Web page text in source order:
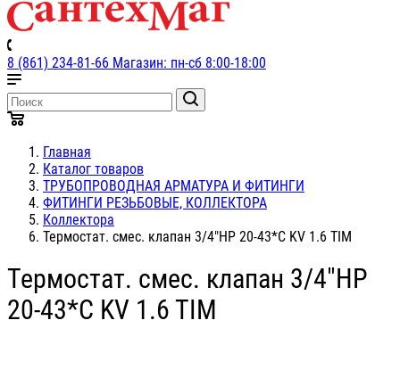
8 (861) 234-81-66 Магазин: пн-сб 8:00-18:00
Главная
Каталог товаров
ТРУБОПРОВОДНАЯ АРМАТУРА И ФИТИНГИ
ФИТИНГИ РЕЗЬБОВЫЕ, КОЛЛЕКТОРА
Коллектора
Термостат. смес. клапан 3/4"НР 20-43*С KV 1.6 TIM
Термостат. смес. клапан 3/4"НР
20-43*С KV 1.6 TIM